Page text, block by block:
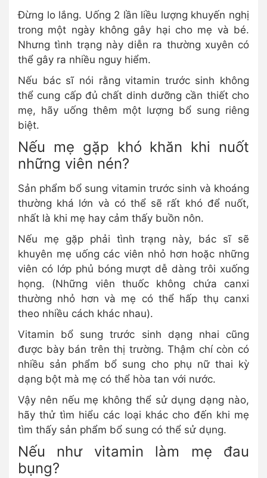
Đừng lo lắng. Uống 2 lần liều lượng khuyến nghị
trong một ngày không gây hại cho mẹ và bé.
Nhưng tình trạng này diễn ra thường xuyên có
thể gây ra nhiều nguy hiểm.
Nếu bác sĩ nói rằng vitamin trước sinh không
thể cung cấp đủ chất dinh dưỡng cần thiết cho
mẹ, hãy uống thêm một lượng bổ sung riêng
biệt.
Nếu mẹ gặp khó khăn khi nuốt
những viên nén?
Sản phẩm bổ sung vitamin trước sinh và khoáng
thường khá lớn và có thể sẽ rất khó để nuốt,
nhất là khi mẹ hay cảm thấy buồn nôn.
Nếu mẹ gặp phải tình trạng này, bác sĩ sẽ
khuyên mẹ uống các viên nhỏ hơn hoặc những
viên có lớp phủ bóng mượt dễ dàng trôi xuống
họng. (Những viên thuốc không chứa canxi
thường nhỏ hơn và mẹ có thể hấp thụ canxi
theo nhiều cách khác nhau).
Vitamin bổ sung trước sinh dạng nhai cũng
được bày bán trên thị trường. Thậm chí còn có
nhiều sản phẩm bổ sung cho phụ nữ thai kỳ
dạng bột mà mẹ có thể hòa tan với nước.
Vậy nên nếu mẹ không thể sử dụng dạng nào,
hãy thử tìm hiểu các loại khác cho đến khi mẹ
tìm thấy sản phẩm bổ sung có thể sử dụng.
Nếu như vitamin làm mẹ đau
bụng?